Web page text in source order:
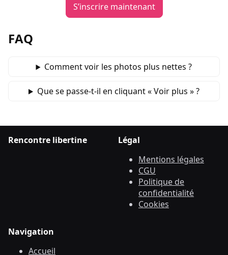
S’inscrire maintenant
FAQ
Comment voir les photos plus nettes ?
Que se passe‑t‑il en cliquant « Voir plus » ?
Rencontre libertine
Légal
Mentions légales
CGU
Politique de
confidentialité
Cookies
Navigation
Accueil